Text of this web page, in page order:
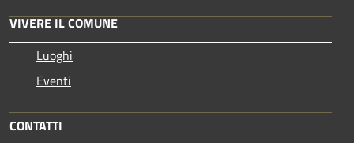
VIVERE IL COMUNE
Luoghi
Eventi
CONTATTI